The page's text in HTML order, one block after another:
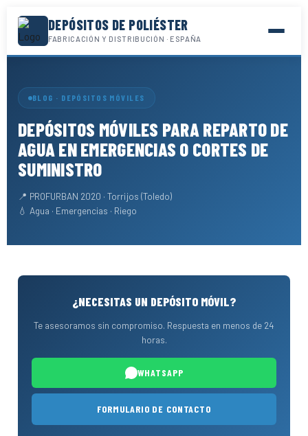
DEPÓSITOS DE POLIÉSTER
FABRICACIÓN Y DISTRIBUCIÓN · ESPAÑA
BLOG · DEPÓSITOS MÓVILES
DEPÓSITOS MÓVILES PARA REPARTO DE
AGUA EN EMERGENCIAS O CORTES DE
SUMINISTRO
📍 PROFURBAN 2020 · Torrijos (Toledo)
💧 Agua · Emergencias · Riego
¿NECESITAS UN DEPÓSITO MÓVIL?
Te asesoramos sin compromiso. Respuesta en menos de 24
horas.
WHATSAPP
FORMULARIO DE CONTACTO